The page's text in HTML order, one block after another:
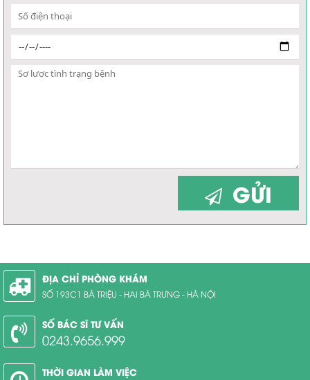
GỬI
ĐỊA CHỈ PHÒNG KHÁM
SỐ 193C1 BÀ TRIỆU - HAI BÀ TRƯNG - HÀ NỘI
SỐ BÁC SĨ TƯ VẤN
0243.9656.999
THỜI GIAN LÀM VIỆC